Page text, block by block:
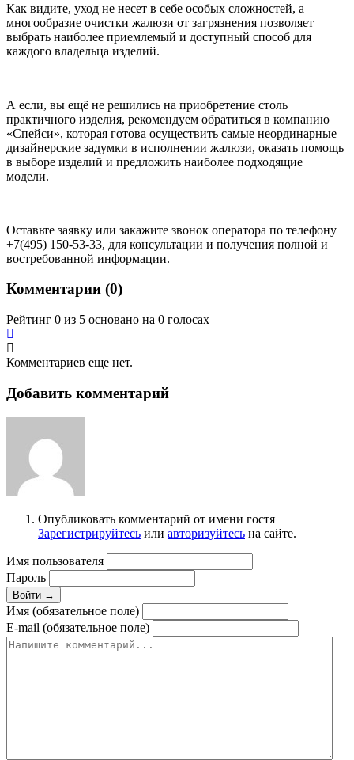
Как видите, уход не несет в себе особых сложностей, а
многообразие очистки жалюзи от загрязнения позволяет
выбрать наиболее приемлемый и доступный способ для
каждого владельца изделий.
А если, вы ещё не решились на приобретение столь
практичного изделия, рекомендуем обратиться в компанию
«Спейси», которая готова осуществить самые неординарные
дизайнерские задумки в исполнении жалюзи, оказать помощь
в выборе изделий и предложить наиболее подходящие
модели.
Оставьте заявку или закажите звонок оператора по телефону
+7(495) 150-53-33, для консультации и получения полной и
востребованной информации.
Комментарии (0)
Рейтинг 0 из 5 основано на 0 голосах
Комментариев еще нет.
Добавить комментарий
Опубликовать комментарий от имени гостя
Зарегистрируйтесь или авторизуйтесь на сайте.
Имя пользователя
Пароль
Войти →
Имя (обязательное поле)
E-mail (обязательное поле)